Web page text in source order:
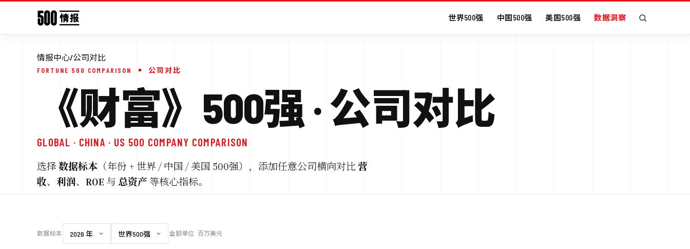
世界500强 中国500强 美国500强 数据洞察
情报中心/公司对比
FORTUNE 500 COMPARISON 公司对比
《财富》500强 · 公司对比
GLOBAL · CHINA · US 500 COMPANY COMPARISON
选择 数据标本 （年份 + 世界 / 中国 / 美国 500强），添加任意公司横向对比 营
收、 利润、 ROE 与 总资产 等核心指标。
数据标本 金额单位 百万美元